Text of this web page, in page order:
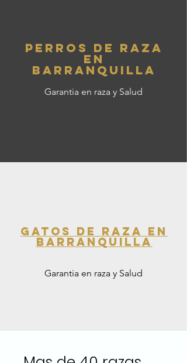
Perros de RAza
en
Barranquilla
Garantia en raza y Salud
Gatos de Raza en
Barranquilla
Garantia en raza y Salud